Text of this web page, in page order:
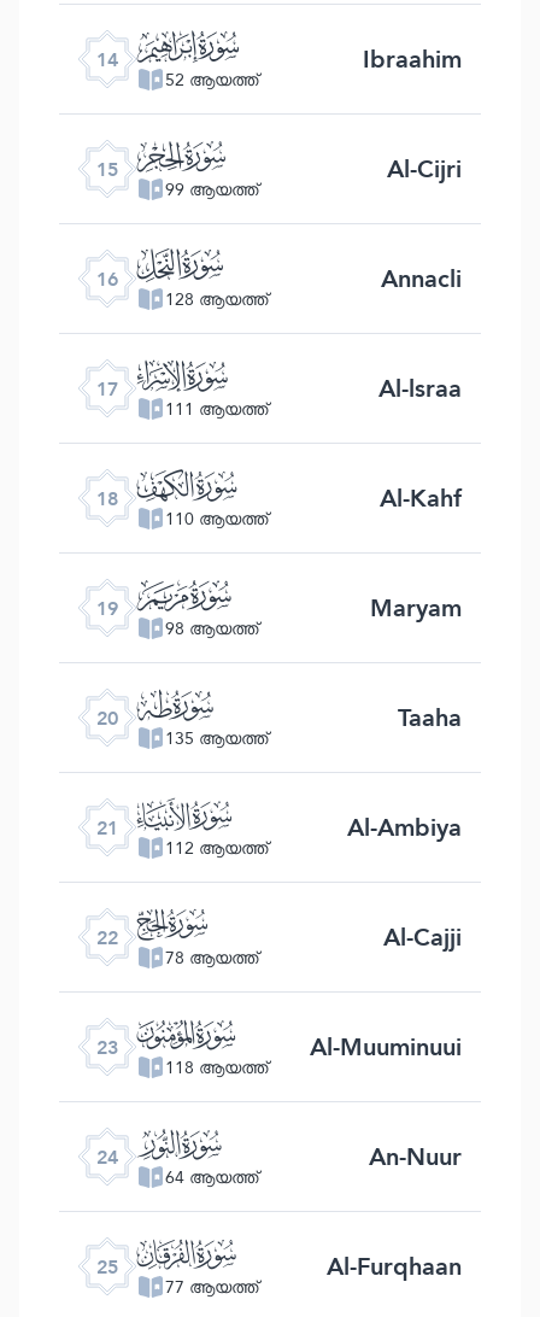
14 ﮚ
52 ആയത്ത് Ibraahim
15 ﮛ
99 ആയത്ത് Al-Cijri
16 ﮜ
128 ആയത്ത് Annacli
17 ﮝ
111 ആയത്ത് Al-lsraa
18 ﮞ
110 ആയത്ത് Al-Kahf
19 ﮟ
98 ആയത്ത് Maryam
20 ﮠ
135 ആയത്ത് Taaha
21 ﮡ
112 ആയത്ത് Al-Ambiya
22 ﮢ
78 ആയത്ത് Al-Cajji
23 ﮣ
118 ആയത്ത് Al-Muuminuui
24 ﮤ
64 ആയത്ത് An-Nuur
25 ﮥ
77 ആയത്ത് Al-Furqhaan